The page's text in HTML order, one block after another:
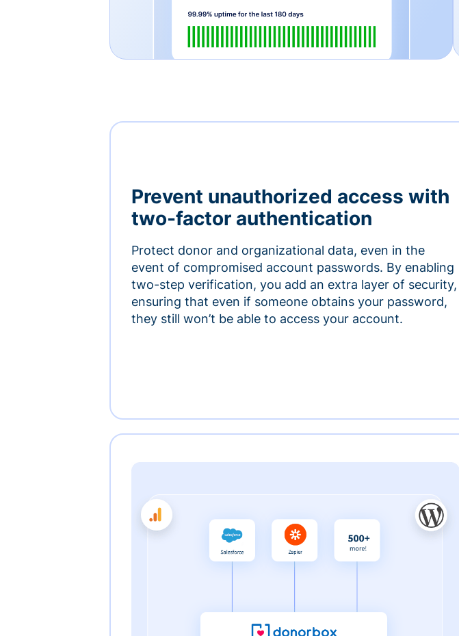
Prevent unauthorized access with
two-factor authentication
Protect donor and organizational data, even in the
event of compromised account passwords. By enabling
two-step verification, you add an extra layer of security,
ensuring that even if someone obtains your password,
they still won’t be able to access your account.